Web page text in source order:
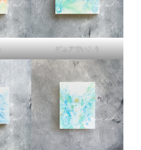
ピュアでいこう